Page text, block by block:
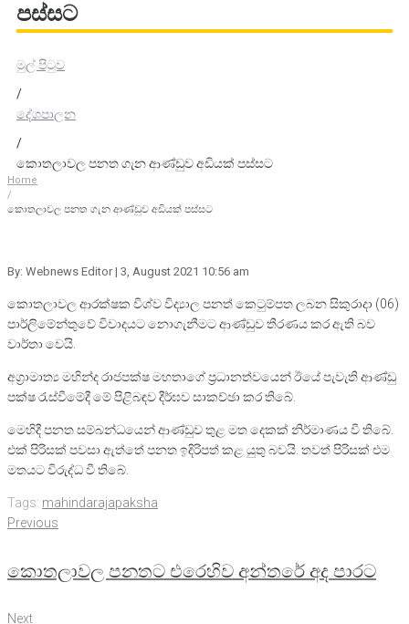
පස්සට
මුල් පිටුව
/
දේශපාලන
/
කොතලාවල පනත ගැන ආණ්ඩුව අඩියක් පස්සට
Home
/
කොතලාවල පනත ගැන ආණ්ඩුව අඩියක් පස්සට
By: Webnews Editor | 3, August 2021 10:56 am
කොතලාවල ආරක්ෂක විශ්ව විද්‍යාල පනත් කෙටුම්පත ලබන සිකුරාදා (06)
පාර්ලිමේන්තුවේ විවාදයට නොගැනීමට ආණ්ඩුව තීරණය කර ඇති බව
වාර්තා වෙයි.
අග්‍රාමාත්‍ය මහින්ද රාජපක්ෂ මහතාගේ ප්‍රධානත්වයෙන් ඊයේ පැවැති ආණ්ඩු
පක්ෂ රැස්වීමේදී මේ පිළිබඳව දීර්ඝව සාකච්ඡා කර තිබේ.
මෙහිදී පනත සම්බන්ධයෙන් ආණ්ඩුව තුළ මත දෙකක් නිර්මාණය වී තිබේ.
එක් පිරිසක් පවසා ඇත්තේ පනත ඉදිරිපත් කළ යුතු බවයි. තවත් පිරිසක් එම
මතයට විරුද්ධ වී තිබේ.
Tags: mahindarajapaksha
Post
Previous
Previous
කොතලාවල පනතට එරෙහිව අන්තරේ අද පාරට
Next
Next